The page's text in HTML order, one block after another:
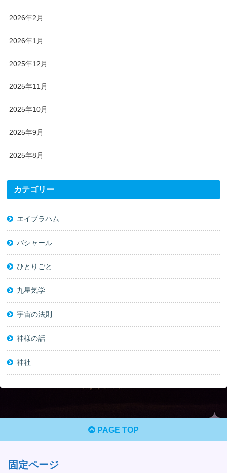
2026年2月
2026年1月
2025年12月
2025年11月
2025年10月
2025年9月
2025年8月
カテゴリー
エイブラハム
バシャール
ひとりごと
九星気学
宇宙の法則
神様の話
神社
PAGE TOP
固定ページ